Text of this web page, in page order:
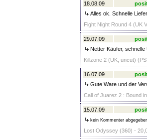
18.08.09
Alles ok. Schnelle
Fight Night Round 4 (UK
29.07.09
Netter Käufer,
Killzone 2 (UK, uncut)
16.07.09
Gute Ware und der
Call of Juarez 2 : Bound
15.07.09
kein Kommenter
Lost Odyssey (360) -